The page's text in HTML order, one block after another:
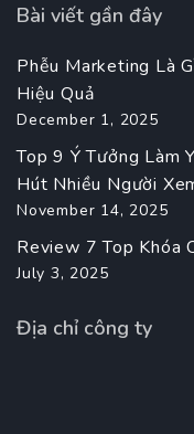
Bài viết gần đây
Phễu Marketing Là
Hiệu Quả
December 1, 2025
Top 9 Ý Tưởng Làm
Hút Nhiều Người
November 14, 2025
Review 7 Top Khóa
July 3, 2025
Địa chỉ công ty